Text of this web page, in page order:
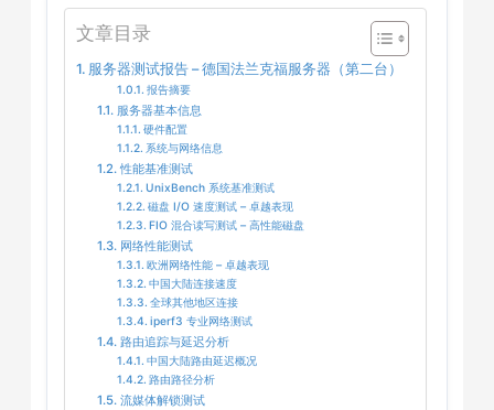
文章目录
服务器测试报告 – 德国法兰克福服务器（第二台）
报告摘要
服务器基本信息
硬件配置
系统与网络信息
性能基准测试
UnixBench 系统基准测试
磁盘 I/O 速度测试 – 卓越表现
FIO 混合读写测试 – 高性能磁盘
网络性能测试
欧洲网络性能 – 卓越表现
中国大陆连接速度
全球其他地区连接
iperf3 专业网络测试
路由追踪与延迟分析
中国大陆路由延迟概况
路由路径分析
流媒体解锁测试